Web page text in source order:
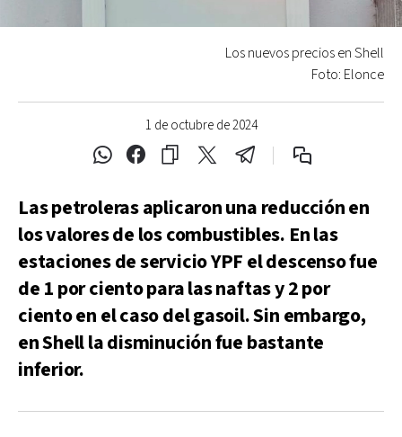
1 de octubre de 2024
Los nuevos precios en Shell
Foto: Elonce
Las petroleras aplicaron una reducción en
los valores de los combustibles. En las
estaciones de servicio YPF el descenso fue
de 1 por ciento para las naftas y 2 por
ciento en el caso del gasoil. Sin embargo,
en Shell la disminución fue bastante
inferior.